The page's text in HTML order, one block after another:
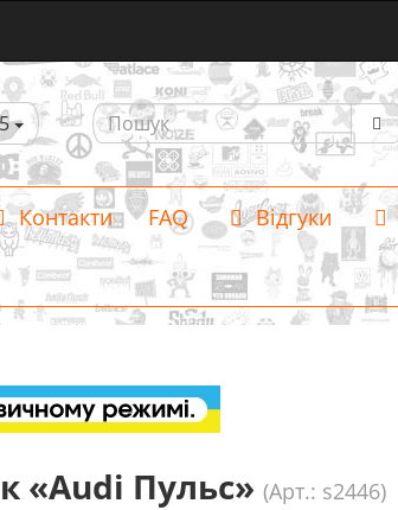
Контакти FAQ Відгуки
«Audi Пульс» (Арт.: s2446)